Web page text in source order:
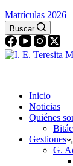
Matrículas 2026
Buscar
Inicio
Noticias
Quiénes
Gestiones
G.